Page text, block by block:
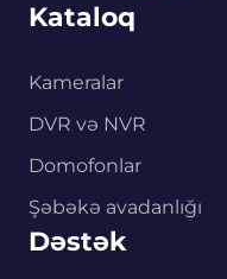
Kataloq
Kameralar
DVR və NVR
Domofonlar
Şəbəkə avadanlığı
Dəstək